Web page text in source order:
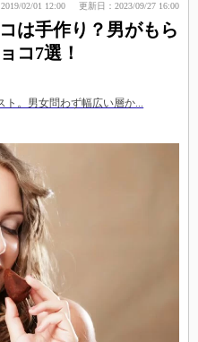
02/01 12:00 更新日：2023/09/27 16:00
は手作り？男がもら
コ7選！
ト。男女問わず幅広い層か...